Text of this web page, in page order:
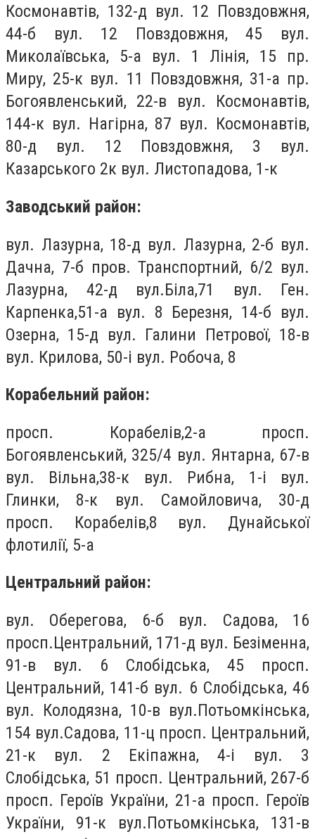
Космонавтів, 132-д вул. 12 Повздовжня,
44-б вул. 12 Повздовжня, 45 вул.
Миколаївська, 5-а вул. 1 Лінія, 15 пр.
Миру, 25-к вул. 11 Повздовжня, 31-а пр.
Богоявленський, 22-в вул. Космонавтів,
144-к вул. Нагірна, 87 вул. Космонавтів,
80-д вул. 12 Повздовжня, 3 вул.
Казарського 2к вул. Листопадова, 1-к
Заводський район:
вул. Лазурна, 18-д вул. Лазурна, 2-б вул.
Дачна, 7-б пров. Транспортний, 6/2 вул.
Лазурна, 42-д вул.Бiла,71 вул. Ген.
Карпенка,51-а вул. 8 Березня, 14-б вул.
Озерна, 15-д вул. Галини Петрової, 18-в
вул. Крилова, 50-і вул. Робоча, 8
Корабельний район:
просп. Корабелів,2-а просп.
Богоявленський, 325/4 вул. Янтарна, 67-в
вул. Вільна,38-к вул. Рибна, 1-і вул.
Глинки, 8-к вул. Самойловича, 30-д
просп. Корабелів,8 вул. Дунайської
флотилії, 5-а
Центральний район:
вул. Оберегова, 6-б вул. Садова, 16
просп.Центральний, 171-д вул. Безіменна,
91-в вул. 6 Слобідська, 45 просп.
Центральний, 141-б вул. 6 Слобідська, 46
вул. Колодязна, 10-в вул.Потьомкінська,
154 вул.Садова, 11-ц просп. Центральний,
21-к вул. 2 Екіпажна, 4-і вул. 3
Слобідська, 51 просп. Центральний, 267-б
просп. Героїв України, 21-а просп. Героїв
України, 91-к вул.Потьомкінська, 131-в